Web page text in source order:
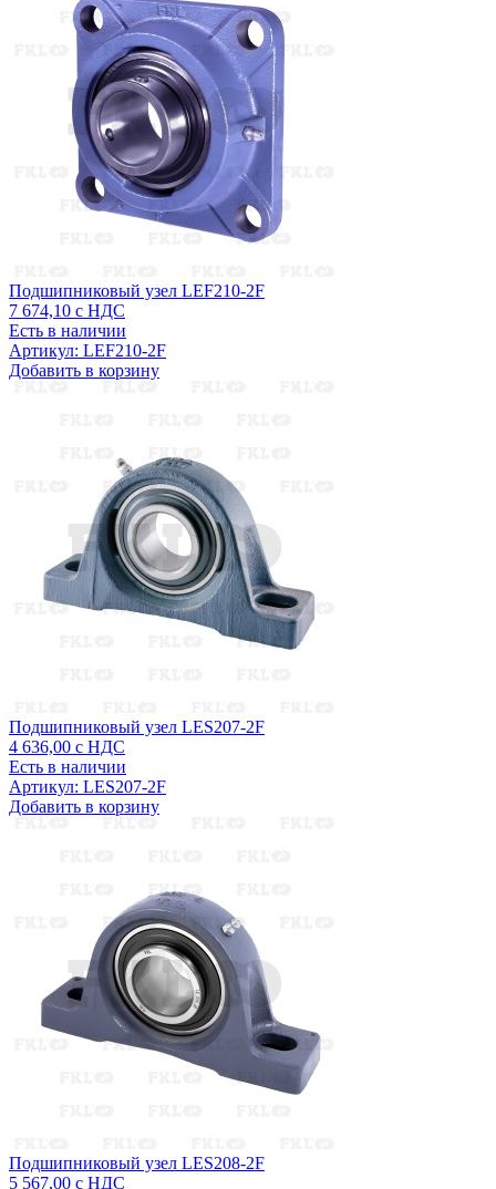
Подшипниковый узел LEF210-2F
7 674,10 с НДС
Есть в наличии
Артикул: LEF210-2F
Добавить в корзину
Подшипниковый узел LES207-2F
4 636,00 с НДС
Есть в наличии
Артикул: LES207-2F
Добавить в корзину
Подшипниковый узел LES208-2F
5 567,00 с НДС